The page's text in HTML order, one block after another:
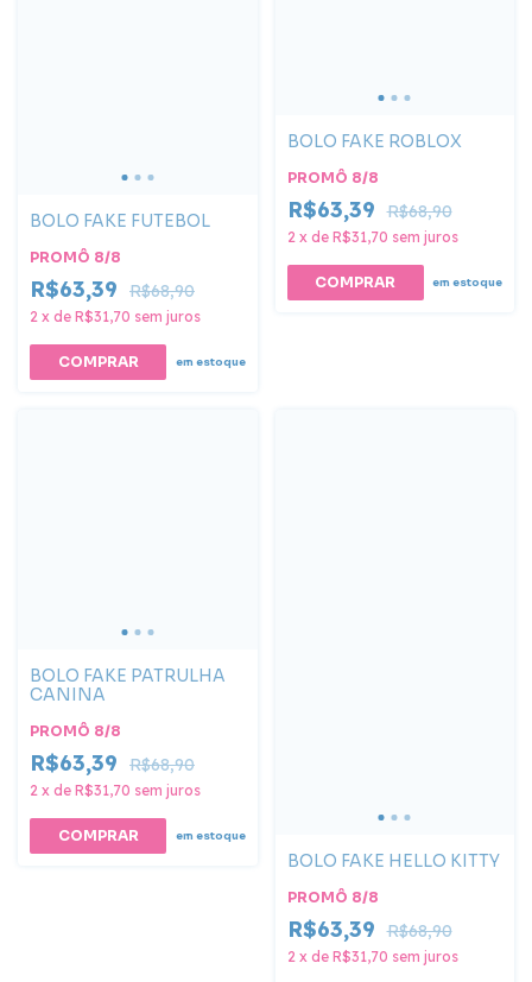
BOLO FAKE FUTEBOL
PROMÔ 8/8
R$63,39 R$68,90
2 x de R$31,70 sem juros
COMPRAR em estoque
BOLO FAKE ROBLOX
PROMÔ 8/8
R$63,39 R$68,90
2 x de R$31,70 sem juros
em estoque
BOLO FAKE PATRULHA
CANINA
PROMÔ 8/8
R$63,39 R$68,90
2 x de R$31,70 sem juros
em estoque
BOLO FAKE HELLO KITTY
PROMÔ 8/8
R$63,39 R$68,90
2 x de R$31,70 sem juros